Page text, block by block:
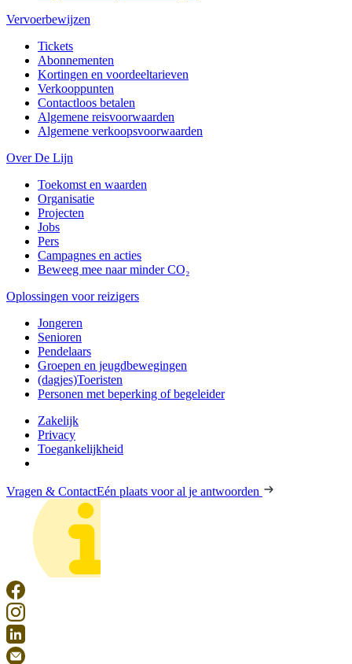
Vervoerbewijzen
Tickets
Abonnementen
Kortingen en voordeeltarieven
Verkooppunten
Contactloos betalen
Algemene reisvoorwaarden
Algemene verkoopsvoorwaarden
Over De Lijn
Toekomst en waarden
Organisatie
Projecten
Jobs
Pers
Campagnes en acties
Beweeg mee naar minder CO₂
Oplossingen voor reizigers
Jongeren
Senioren
Pendelaars
Groepen en jeugdbewegingen
(dagjes)Toeristen
Personen met beperking of begeleider
Zakelijk
Privacy
Toegankelijkheid
Vragen & ContactEén plaats voor al je antwoorden